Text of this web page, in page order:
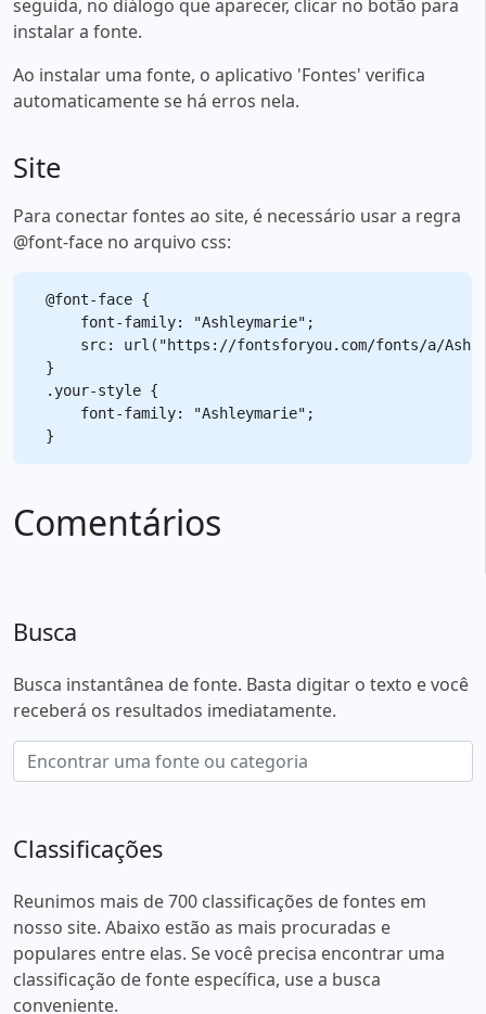
seguida, no diálogo que aparecer, clicar no botão para
instalar a fonte.
Ao instalar uma fonte, o aplicativo 'Fontes' verifica
automaticamente se há erros nela.
Site
Para conectar fontes ao site, é necessário usar a regra
@font-face no arquivo css:
@font-face {
    font-family: "Ashleymarie";
src: url("https://fontsforyou.com/fonts/a/
}
.your-style {
    font-family: "Ashleymarie";
Comentários
Busca
Busca instantânea de fonte. Basta digitar o texto e você
receberá os resultados imediatamente.
Classificações
Reunimos mais de 700 classificações de fontes em
nosso site. Abaixo estão as mais procuradas e
populares entre elas. Se você precisa encontrar uma
classificação de fonte específica, use a busca
conveniente.